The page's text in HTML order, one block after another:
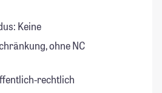
Keine
ohne NC
rechtlich